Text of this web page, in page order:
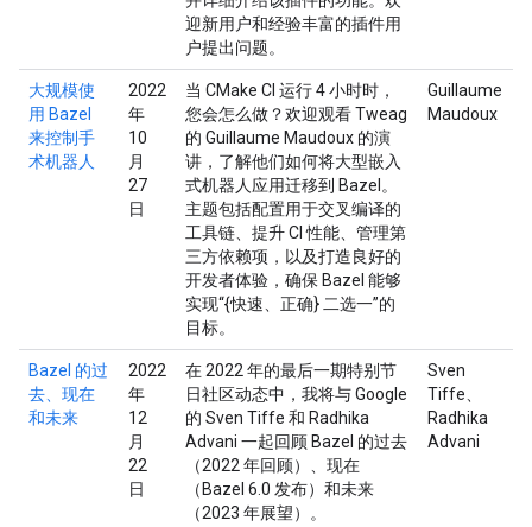
迎新用户和经验丰富的插件用
户提出问题。
大规模使
用 Bazel
来控制手
术机器人
2022
年
10
月
27
日
当 CMake CI 运行 4 小时时，
您会怎么做？欢迎观看 Tweag
的 Guillaume Maudoux 的演
讲，了解他们如何将大型嵌入
式机器人应用迁移到 Bazel。
主题包括配置用于交叉编译的
工具链、提升 CI 性能、管理第
三方依赖项，以及打造良好的
开发者体验，确保 Bazel 能够
实现“{快速、正确} 二选一”的
目标。
Guillaume
Maudoux
Bazel 的过
去、现在
和未来
2022
年
12
月
22
日
在 2022 年的最后一期特别节
日社区动态中，我将与 Google
的 Sven Tiffe 和 Radhika
Advani 一起回顾 Bazel 的过去
（2022 年回顾）、现在
（Bazel 6.0 发布）和未来
（2023 年展望）。
Sven
Tiffe、
Radhika
Advani